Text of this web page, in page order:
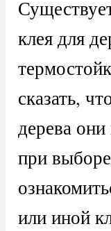
клея для
сказать,
дерева
при
или иной